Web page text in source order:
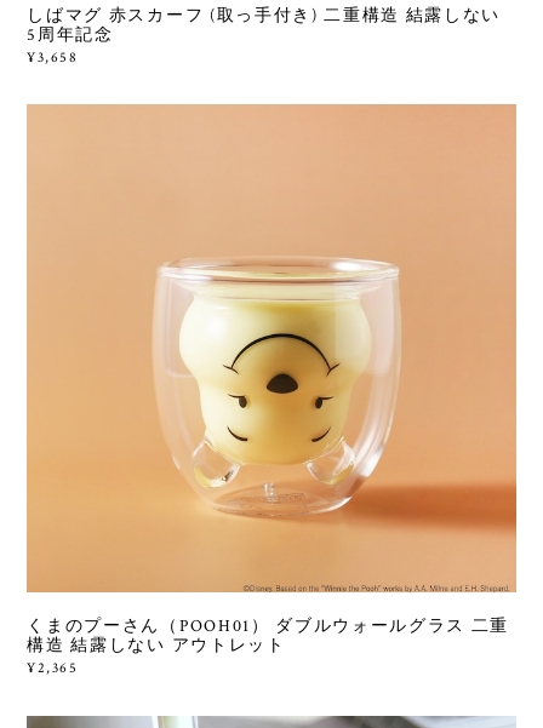
しばマグ 赤スカーフ (取っ手付き) 二重構造 結露しない
5周年記念
¥3,658
くまのプーさん（POOH01） ダブルウォールグラス 二重
構造 結露しない アウトレット
¥2,365